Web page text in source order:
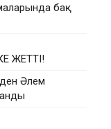
бақ
ЖЕТТІ!
Әлем